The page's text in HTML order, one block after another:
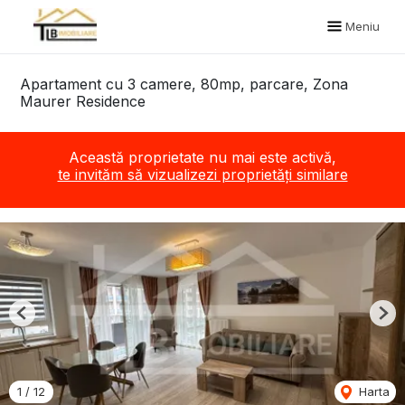
Meniu
Apartament cu 3 camere, 80mp, parcare, Zona
Maurer Residence
Această proprietate nu mai este activă,
te invităm să vizualizezi proprietăți similare
1 / 12 Harta
Previous